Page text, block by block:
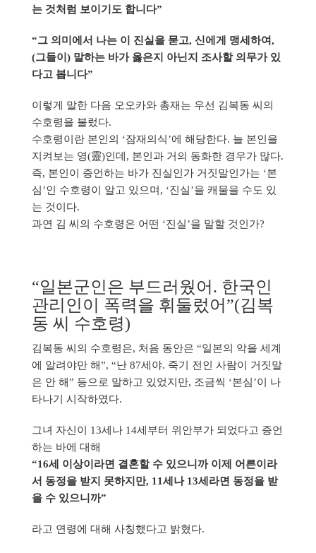
는 것처럼 보이기도 합니다”
“그 의미에서 나는 이 진실을 묻고, 신에게 맹세하여,
(그들이) 말하는 바가 옳은지 아닌지 조사할 의무가 있
다고 봅니다”
이렇게 말한 다음 오오카와 총재는 우선 김복동 씨의
수호령을 불렀다.
수호령이란 본인의 ‘잠재의식’에 해당한다. 늘 본인을
지켜보는 영(靈)인데, 본인과 거의 동화한 경우가 많다.
즉, 본인이 증언하는 바가 진실인가 거짓말인가는 ‘본
심’인 수호령이 알고 있으며, ‘진실’을 캐물을 수도 있
는 것이다.
과연 김 씨의 수호령은 어떤 ‘진실’을 말할 것인가?
“일본군인은 부드러웠어. 한국인
관리인이 폭력을 휘둘렀어”(김복
동 씨 수호령)
김복동 씨의 수호령은, 처음 동안은 “일본의 악을 세계
에 알려야만 해”, “난 87세야. 죽기 전인 사람이 거짓말
은 안 해” 등으로 말하고 있었지만, 조금씩 ‘본심’이 나
타나기 시작하였다.
그녀 자신이 13세나 14세부터 위안부가 되었다고 증언
하는 바에 대해
“16세 이상이라면 결혼할 수 있으니까 이제 어른이라
서 동정을 받지 못하지만, 11세나 13세라면 동정을 받
을 수 있으니까”
라고 연령에 대해 사칭했다고 밝혔다.